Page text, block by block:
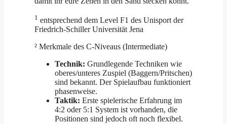
1 entsprechend dem Level F1 des Unisport der
Friedrich-Schiller Universität Jena
² Merkmale des C-Niveaus (Intermediate)
Technik: Grundlegende Techniken wie
oberes/unteres Zuspiel (Baggern/Pritschen)
sind bekannt. Der Spielaufbau funktioniert
phasenweise.
Taktik: Erste spielerische Erfahrung im
4:2 oder 5:1 System ist vorhanden, die
Positionen sind jedoch oft noch flexibel.